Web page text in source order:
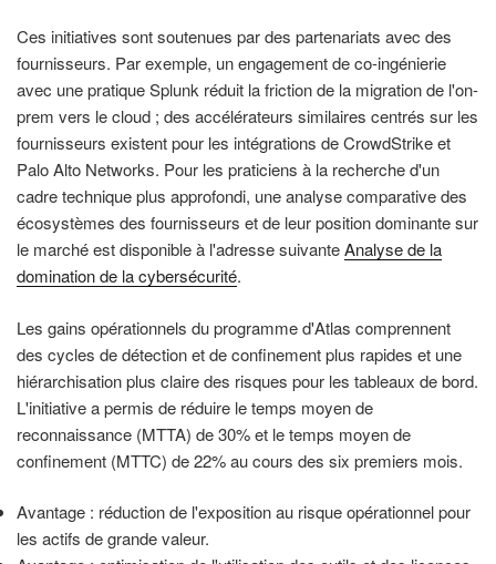
Ces initiatives sont soutenues par des partenariats avec des
fournisseurs. Par exemple, un engagement de co-ingénierie
avec une pratique Splunk réduit la friction de la migration de l'on-
prem vers le cloud ; des accélérateurs similaires centrés sur les
fournisseurs existent pour les intégrations de CrowdStrike et
Palo Alto Networks. Pour les praticiens à la recherche d'un
cadre technique plus approfondi, une analyse comparative des
écosystèmes des fournisseurs et de leur position dominante sur
le marché est disponible à l'adresse suivanteAnalyse de la
domination de la cybersécurité.
Les gains opérationnels du programme d'Atlas comprennent
des cycles de détection et de confinement plus rapides et une
hiérarchisation plus claire des risques pour les tableaux de bord.
L'initiative a permis de réduire le temps moyen de
reconnaissance (MTTA) de 30% et le temps moyen de
confinement (MTTC) de 22% au cours des six premiers mois.
Avantage : réduction de l'exposition au risque opérationnel pour
les actifs de grande valeur.